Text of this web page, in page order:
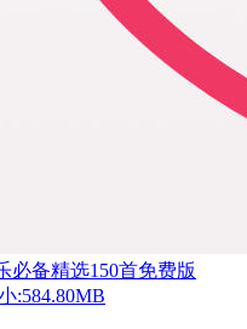
必备精选150首免费版
:584.80MB